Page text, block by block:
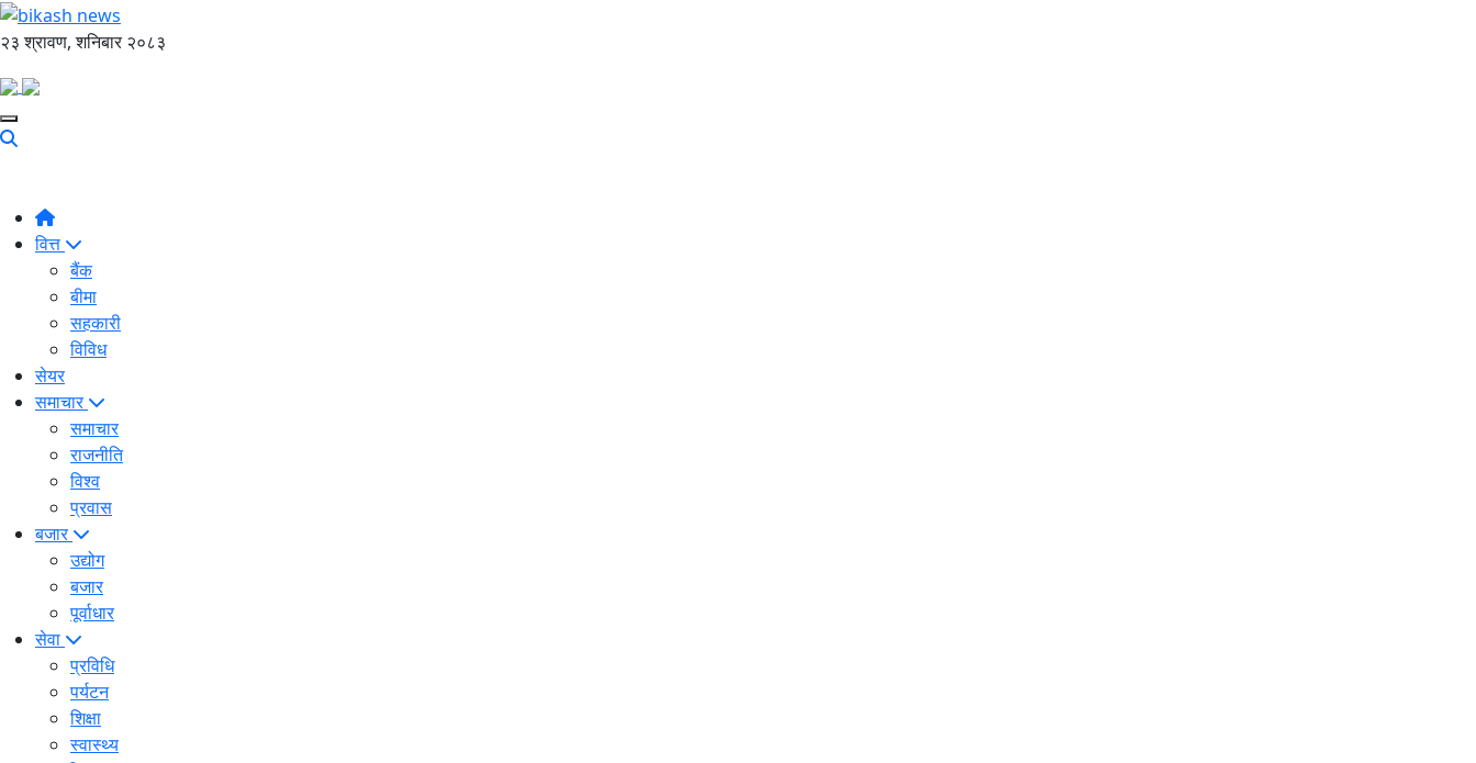
२३ श्रावण, शनिबार २०८३
वित्त
बैंक
बीमा
सहकारी
विविध
सेयर
समाचार
समाचार
राजनीति
विश्व
प्रवास
बजार
उद्योग
बजार
पूर्वाधार
सेवा
प्रविधि
पर्यटन
शिक्षा
स्वास्थ्य